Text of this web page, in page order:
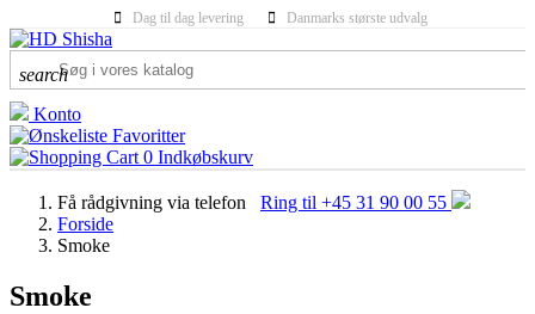
Dag til dag levering Danmarks største udvalg
search
Konto
Favoritter
0 Indkøbskurv
Få rådgivning via telefon
Ring til +45 31 90 00 55
Forside
Smoke
Smoke